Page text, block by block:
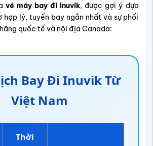
vé máy bay đi Inuvik, được gợi ý dựa
hợp lý, tuyến bay ngắn nhất và sự phối
quốc tế và nội địa Canada:
Bay Đi Inuvik Từ
Việt Nam
Thời